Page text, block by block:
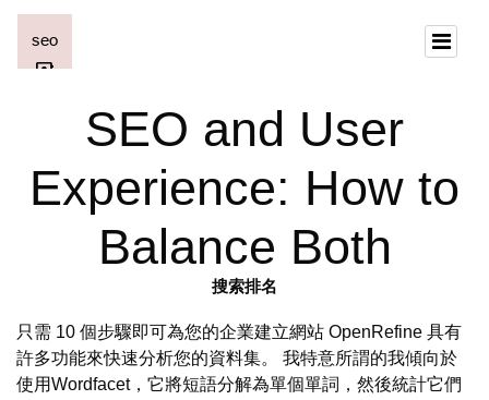
SEO and User
Experience: How to
Balance Both
搜索排名
只需 10 個步驟即可為您的企業建立網站 OpenRefine 具有
許多功能來快速分析您的資料集。 我特意所謂的我傾向於
使用Wordfacet，它將短語分解為單個單詞，然後統計它們